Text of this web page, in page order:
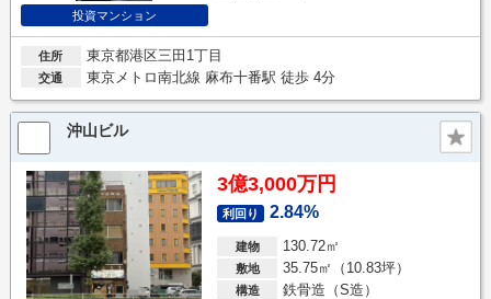
投資マンション
住所 東京都港区三田1丁目
交通 東京メトロ南北線 麻布十番駅 徒歩 4分
沖山ビル
3億3,000万円
利回り 2.84%
建物 130.72㎡
敷地 35.75㎡（10.83坪）
構造 鉄骨造（S造）